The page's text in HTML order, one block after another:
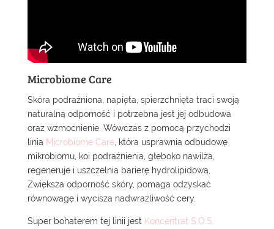
Microbiome Care
Skóra podrażniona, napięta, spierzchnięta traci swoją
naturalną odporność i potrzebna jest jej odbudowa
oraz wzmocnienie. Wówczas z pomocą przychodzi
linia Microbiome Care, która usprawnia odbudowę
mikrobiomu, koi podrażnienia, głęboko nawilża,
regeneruje i uszczelnia barierę hydrolipidową,
Zwiększa odporność skóry, pomaga odzyskać
równowagę i wycisza nadwrażliwość cery.
Super bohaterem tej linii jest Koncentrat S.O.S.